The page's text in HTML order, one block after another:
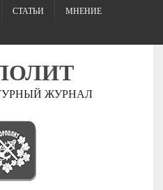
СТАТЬИ МНЕНИЕ
ЖУРНАЛ